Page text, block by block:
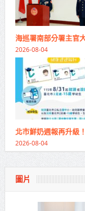
海巡署南部分署主官
2026-08-04
北市鮮奶週報再升級
2026-08-04
圖片